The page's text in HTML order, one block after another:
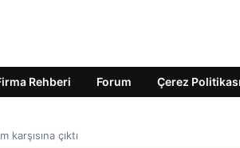
Rehberi Forum Çerez Politikası
çıktı